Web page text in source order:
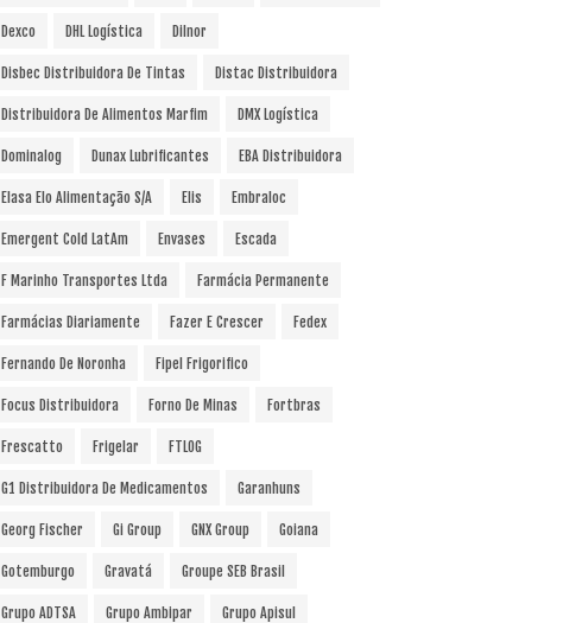
Dexco DHL Logística Dilnor
Disbec Distribuidora De Tintas Distac Distribuidora
Distribuidora De Alimentos Marfim DMX Logística
Dominalog Dunax Lubrificantes EBA Distribuidora
Elasa Elo Alimentação S/A Elis Embraloc
Emergent Cold LatAm Envases Escada
F Marinho Transportes Ltda Farmácia Permanente
Farmácias Diariamente Fazer E Crescer Fedex
Fernando De Noronha Fipel Frigorifico
Focus Distribuidora Forno De Minas Fortbras
Frescatto Frigelar FTLOG
G1 Distribuidora De Medicamentos Garanhuns
Georg Fischer Gi Group GNX Group Goiana
Gotemburgo Gravatá Groupe SEB Brasil
Grupo ADTSA Grupo Ambipar Grupo Apisul